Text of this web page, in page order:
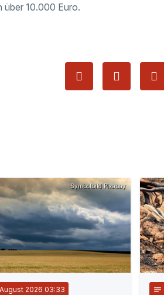
über 10.000 Euro.
Symbolbild Pixabay
2026 03:33 notes